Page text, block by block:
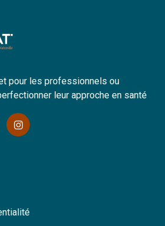
pour les professionnels ou
leur approche en santé